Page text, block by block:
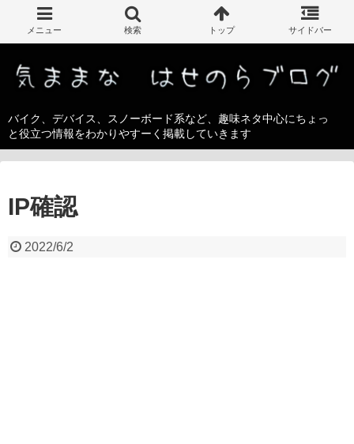
バイク、デバイス、スノーボード系など、趣味ネタ中心にちょっ
と役立つ情報をわかりやすーく掲載していきます
IP確認
2022/6/2